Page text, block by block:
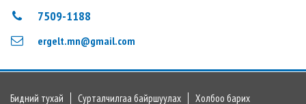
7509-1188
ergelt.mn@gmail.com
Бидний тухай Сурталчилгаа байршуулах Холбоо барих